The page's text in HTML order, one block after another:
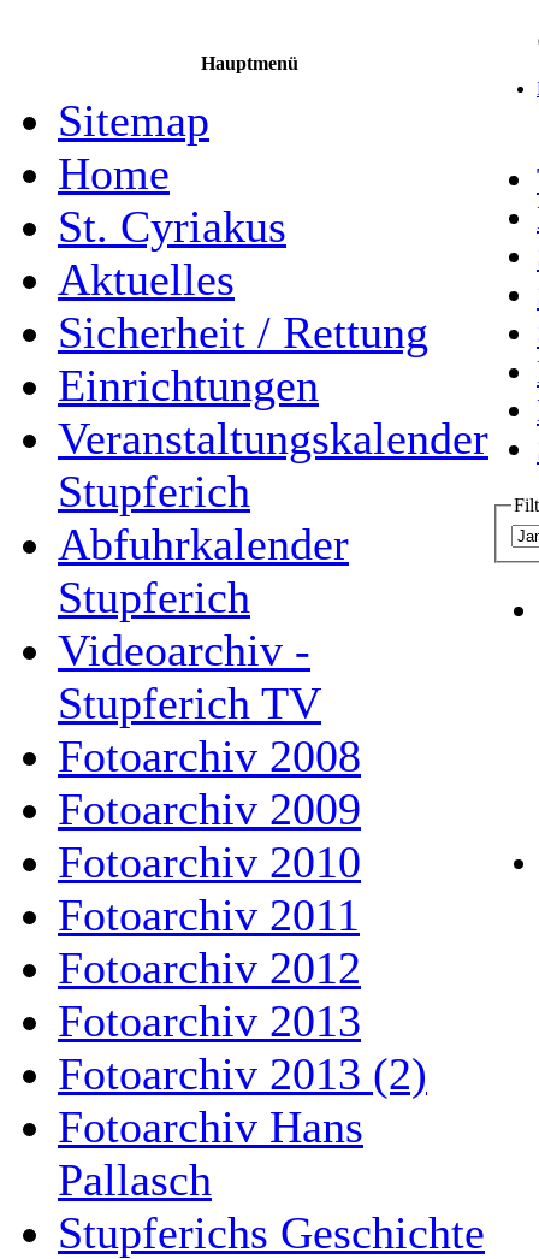
Hauptmenü
Sitemap
Home
St. Cyriakus
Aktuelles
Sicherheit / Rettung
Einrichtungen
Veranstaltungskalender
Stupferich
Abfuhrkalender
Stupferich
Videoarchiv -
Stupferich TV
Fotoarchiv 2008
Fotoarchiv 2009
Fotoarchiv 2010
Fotoarchiv 2011
Fotoarchiv 2012
Fotoarchiv 2013
Fotoarchiv 2013 (2)
Fotoarchiv Hans
Pallasch
Stupferichs Geschichte